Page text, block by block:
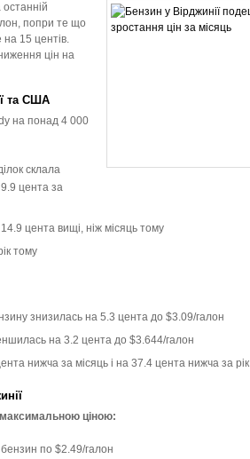
попри те що
15 центів.
цін на
та США
на понад 4 000
склала
цента за
цента вищі, ніж місяць тому
тому
знизилась на 5.3 цента до $3.09/галон
на 3.2 цента до $3.644/галон
нижча за місяць і на 37.4 цента нижча за рік
максимальною ціною:
по $2.49/галон